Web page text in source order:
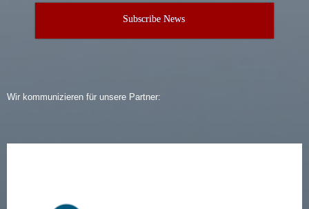
Subscribe News
Wir kommunizieren für unsere Partner: